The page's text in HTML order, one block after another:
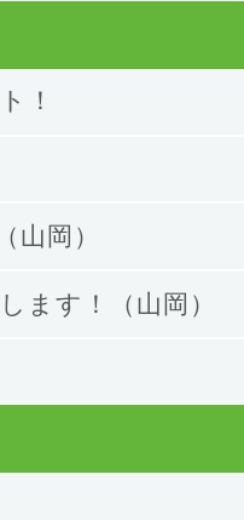
！
山岡）
ます！（山岡）